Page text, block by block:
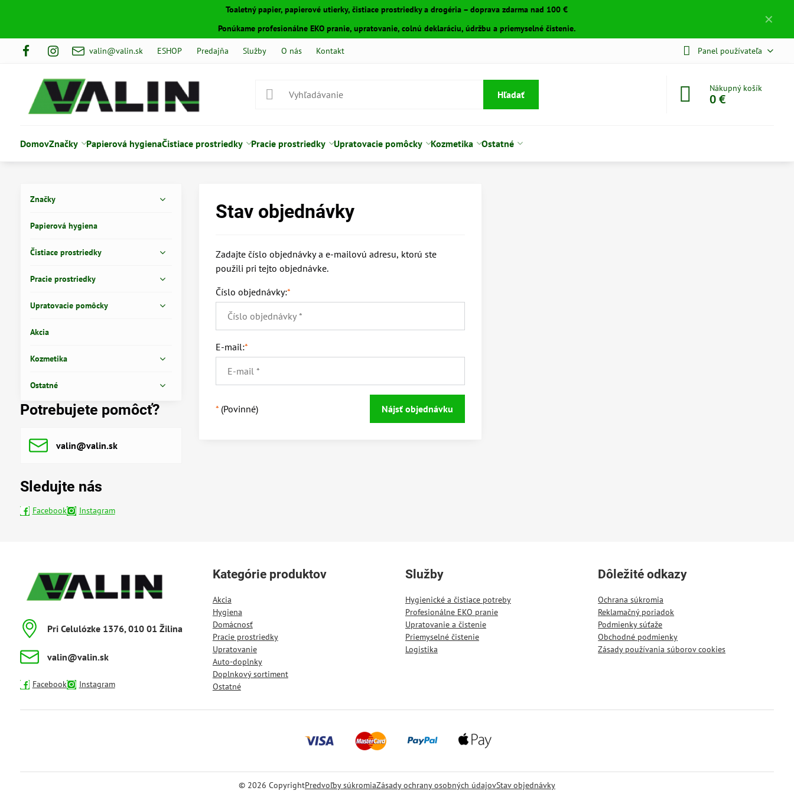
✕
Toaletný papier, papierové utierky, čistiace prostriedky a drogéria – doprava zdarma nad 100 €
Ponúkame profesionálne EKO pranie, upratovanie, colnú deklaráciu, údržbu a priemyselné čistenie.
valin@valin.sk ESHOP Predajňa Služby O nás Kontakt Panel používateľa
Hľadať
Nákupný košík
0 €
DomovZnačky Papierová hygienaČistiace prostriedky Pracie prostriedky Upratovacie pomôcky Kozmetika Ostatné
Stav objednávky
Zadajte číslo objednávky a e-mailovú adresu, ktorú ste
použili pri tejto objednávke.
Číslo objednávky:*
E-mail:*
* (Povinné) Nájsť objednávku
Značky
Papierová hygiena
Čistiace prostriedky
Pracie prostriedky
Upratovacie pomôcky
Akcia
Kozmetika
Ostatné
Potrebujete pomôcť?
valin​@valin​.sk
Sledujte nás
Facebook Instagram
Pri Celulózke 1376, 010 01 Žilina
valin​@valin​.sk
Facebook Instagram
Kategórie produktov
Akcia
Hygiena
Domácnosť
Pracie prostriedky
Upratovanie
Auto-doplnky
Doplnkový sortiment
Ostatné
Služby
Hygienické a čistiace potreby
Profesionálne EKO pranie
Upratovanie a čistenie
Priemyselné čistenie
Logistika
Dôležité odkazy
Ochrana súkromia
Reklamačný poriadok
Podmienky súťaže
Obchodné podmienky
Zásady používania súborov cookies
© 2026 CopyrightPredvoľby súkromiaZásady ochrany osobných údajovStav objednávky